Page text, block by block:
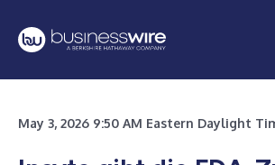
May 3, 2026 9:50 AM Eastern Daylight